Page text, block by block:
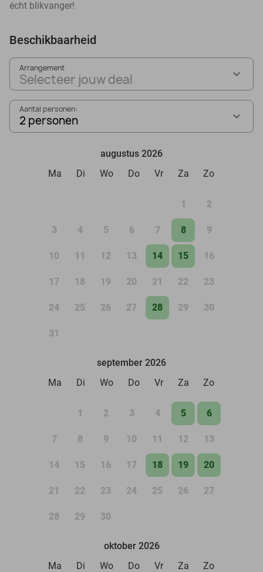
écht blikvanger!
Beschikbaarheid
Arrangement
Selecteer jouw deal
Aantal personen:
2 personen
augustus 2026
Ma
Di Wo Do Vr Za Zo
1 2
3 4 5 6 7 8 9
10 11 12 13 14 15 16
17 18 19 20 21 22 23
24 25 26 27 28 29 30
31
september 2026
Ma
Di Wo Do Vr Za Zo
1 2 3 4 5 6
7 8 9 10 11 12 13
14 15 16 17 18 19 20
21 22 23 24 25 26 27
28 29 30
oktober 2026
Ma
Di Wo Do Vr Za Zo